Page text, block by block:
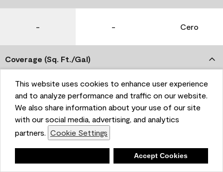
This website uses cookies to enhance user experience
and to analyze performance and traffic on our website.
We also share information about your use of our site
with our social media, advertising, and analytics
partners. Cookie Settings
Accept Cookies
- - Cero
Coverage (Sq. Ft./Gal)
350-400 400-450 400-450
Tiempo de secado
1 hora